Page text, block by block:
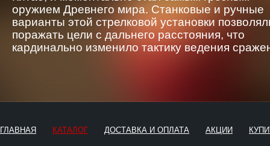
оружием Древнего мира. Станковые и ручные
варианты этой стрелковой установки
поражать цели с дальнего расстояния, что
кардинально изменило тактику ведения
ГЛАВНАЯ КАТАЛОГ ДОСТАВКА И ОПЛАТА АКЦИИ